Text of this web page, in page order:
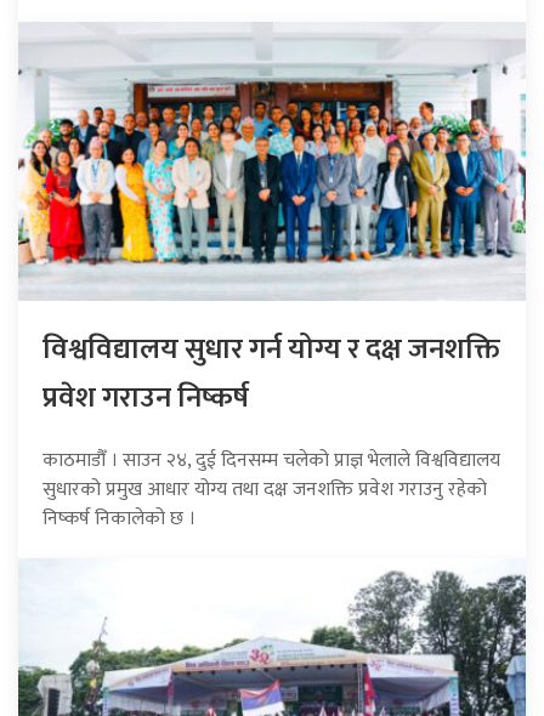
विश्वविद्यालय सुधार गर्न योग्य र दक्ष जनशक्ति
प्रवेश गराउन निष्कर्ष
काठमाडौँ । साउन २४, दुई दिनसम्म चलेको प्राज्ञ भेलाले विश्वविद्यालय
सुधारको प्रमुख आधार योग्य तथा दक्ष जनशक्ति प्रवेश गराउनु रहेको
निष्कर्ष निकालेको छ ।